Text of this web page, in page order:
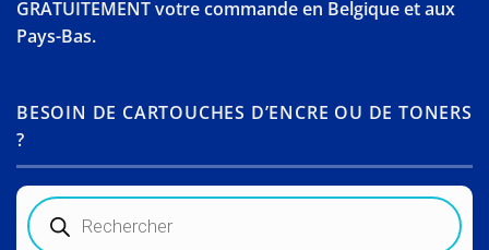
GRATUITEMENT votre commande en Belgique et aux
Pays-Bas.
BESOIN DE CARTOUCHES D’ENCRE OU DE TONERS
?
Recherche
de
produits